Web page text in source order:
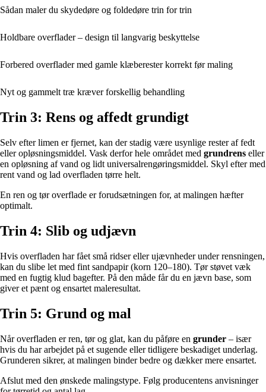
Sådan maler du skydedøre og foldedøre trin for trin
Holdbare overflader – design til langvarig beskyttelse
Forbered overflader med gamle klæberester korrekt før maling
Nyt og gammelt træ kræver forskellig behandling
Trin 3: Rens og affedt grundigt
Selv efter limen er fjernet, kan der stadig være usynlige rester af fedt
eller opløsningsmiddel. Vask derfor hele området med grundrens eller
en opløsning af vand og lidt universalrengøringsmiddel. Skyl efter med
rent vand og lad overfladen tørre helt.
En ren og tør overflade er forudsætningen for, at malingen hæfter
optimalt.
Trin 4: Slib og udjævn
Hvis overfladen har fået små ridser eller ujævnheder under rensningen,
kan du slibe let med fint sandpapir (korn 120–180). Tør støvet væk
med en fugtig klud bagefter. På den måde får du en jævn base, som
giver et pænt og ensartet maleresultat.
Trin 5: Grund og mal
Når overfladen er ren, tør og glat, kan du påføre en grunder – især
hvis du har arbejdet på et sugende eller tidligere beskadiget underlag.
Grunderen sikrer, at malingen binder bedre og dækker mere ensartet.
Afslut med den ønskede malingstype. Følg producentens anvisninger